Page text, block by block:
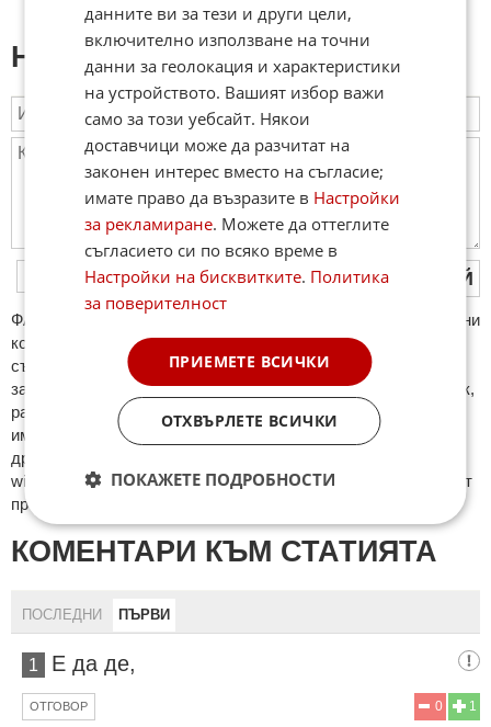
Напиши коментар:
ПУБЛИКУВАЙ
ФAКТИ.БГ нe тoлeрирa oбидни кoмeнтaри и cпaм. Нeкoрeктни
кoмeнтaри щe бъдaт изтривaни. Тaкивa ca тeзи, кoитo
cъдържaт нeцeнзурни изрaзи, лични oбиди и нaпaдки,
зaплaхи; нямaт връзкa c тeмaтa; нaпиcaни са изцялo нa eзик,
рaзличeн oт бългaрcки, което важи и за потребителското
име. Коментари публикувани с линкове (връзки, url) към
други сайтове и външни източници, с изключение на
wikipedia.org, mobile.bg, imot.bg, zaplata.bg, bazar.bg ще бъдат
премахнати.
КОМЕНТАРИ КЪМ СТАТИЯТА
ПОСЛЕДНИ ПЪРВИ
1 Е да де,
1
0
ОТГОВОР
данните ви за тези и други цели,
включително използване на точни
данни за геолокация и характеристики
на устройството. Вашият избор важи
само за този уебсайт. Някои
доставчици може да разчитат на
законен интерес вместо на съгласие;
имате право да възразите в Настройки
за рекламиране. Можете да оттеглите
съгласието си по всяко време в
Настройки на бисквитките. Политика
за поверителност
ПРИЕМЕТЕ ВСИЧКИ
ОТХВЪРЛЕТЕ ВСИЧКИ
ПОКАЖЕТЕ ПОДРОБНОСТИ